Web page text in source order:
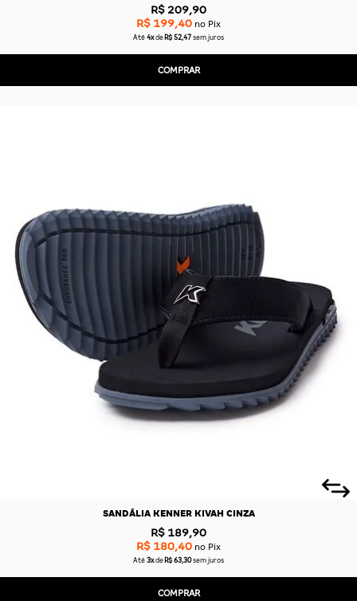
R$ 209,90
R$ 199,40 no Pix
Até 4x de R$ 52,47 sem juros
COMPRAR
SANDÁLIA KENNER KIVAH CINZA
R$ 189,90
R$ 180,40 no Pix
Até 3x de R$ 63,30sem juros
COMPRAR